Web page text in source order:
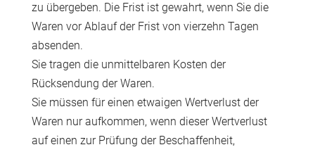
zu übergeben. Die Frist ist gewahrt, wenn Sie die
Waren vor Ablauf der Frist von vierzehn Tagen
absenden.
Sie tragen die unmittelbaren Kosten der
Rücksendung der Waren.
Sie müssen für einen etwaigen Wertverlust der
Waren nur aufkommen, wenn dieser Wertverlust
auf einen zur Prüfung der Beschaffenheit,